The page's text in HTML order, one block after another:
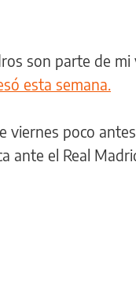
son parte de mi
esta semana.
viernes poco
ante el Real